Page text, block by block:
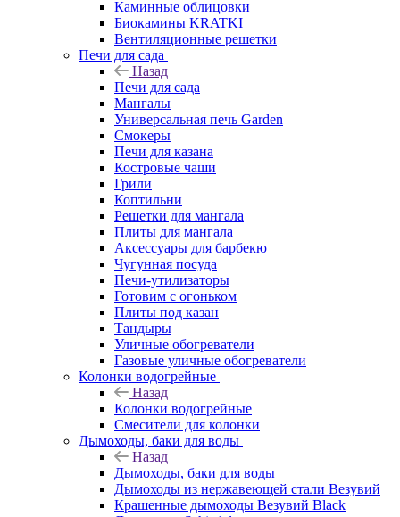
Каминные облицовки
Биокамины KRATKI
Вентиляционные решетки
Печи для сада
Назад
Печи для сада
Мангалы
Универсальная печь Garden
Смокеры
Печи для казана
Костровые чаши
Грили
Коптильни
Решетки для мангала
Плиты для мангала
Аксессуары для барбекю
Чугунная посуда
Печи-утилизаторы
Готовим с огоньком
Плиты под казан
Тандыры
Уличные обогреватели
Газовые уличные обогреватели
Колонки водогрейные
Назад
Колонки водогрейные
Смесители для колонки
Дымоходы, баки для воды
Назад
Дымоходы, баки для воды
Дымоходы из нержавеющей стали Везувий
Крашенные дымоходы Везувий Black